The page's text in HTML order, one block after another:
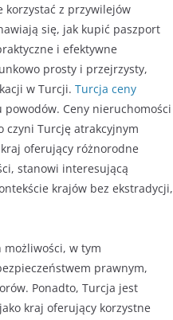
korzystać z przywilejów
się, jak kupić paszport
i efektywne
prosty i przejrzysty,
w Turcji. Turcja ceny
Ceny nieruchomości
czyni Turcję atrakcyjnym
oferujący różnorodne
stanowi interesującą
krajów bez ekstradycji,
w tym
prawnym,
Ponadto, Turcja jest
kraj oferujący korzystne